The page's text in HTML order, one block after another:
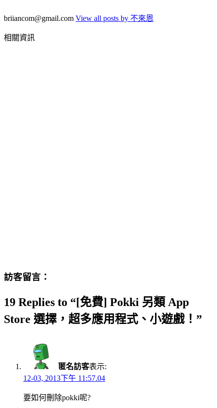
briiancom@gmail.com View all posts by 不來恩
相關資訊
訪客留言：
19 Replies to “[免費] Pokki 另類 App
Store 選擇，超多應用程式、小遊戲！”
匿名訪客表示:
12-03, 2013下午 11:57.04
要如何刪除pokki呢?